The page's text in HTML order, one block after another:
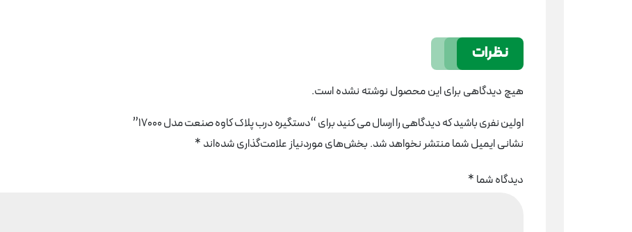
نظرات
هیچ دیدگاهی برای این محصول نوشته نشده است.
اولین نفری باشید که دیدگاهی را ارسال می کنید برای “دستگیره درب پلاک کاوه صنعت مدل 17000”
نشانی ایمیل شما منتشر نخواهد شد. بخش‌های موردنیاز علامت‌گذاری شده‌اند *
دیدگاه شما *